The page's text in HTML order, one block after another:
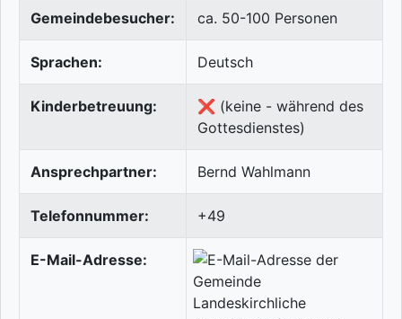
Gemeindebesucher: ca. 50-100 Personen
Sprachen: Deutsch
Kinderbetreuung:
❌ (keine - während des
Gottesdienstes)
Ansprechpartner: Bernd Wahlmann
Telefonnummer: +49
E-Mail-Adresse: